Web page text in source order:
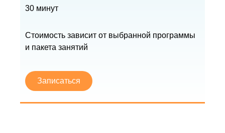
30 минут
Стоимость зависит от выбранной программы
и пакета занятий
Записаться